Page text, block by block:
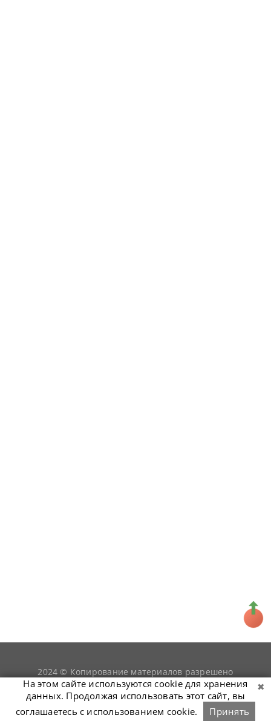
2024 © Копирование материалов разрешено
только при условии гиперссылки наsnookerist.ru
На этом сайте используются cookie для хранения
данных. Продолжая использовать этот сайт, вы
соглашаетесь с использованием cookie.
Принять